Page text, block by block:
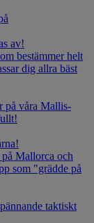
av!
bestämmer helt
dig allra bäst
på våra Mallis-
Mallorca och
som "grädde på
taktiskt